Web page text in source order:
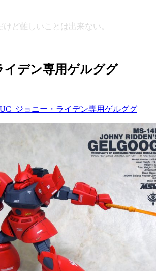
ど難しいことは出来ない。
イデン専用ゲルググ
ジョニー・ライデン専用ゲルググ